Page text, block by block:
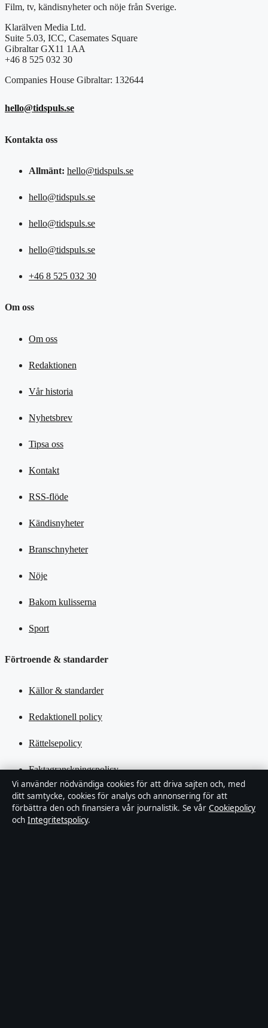
Film, tv, kändisnyheter och nöje från Sverige.
Klarälven Media Ltd.
Suite 5.03, ICC, Casemates Square
Gibraltar GX11 1AA
+46 8 525 032 30
Companies House Gibraltar: 132644
hello@tidspuls.se
Kontakta oss
Allmänt: hello@tidspuls.se
hello@tidspuls.se
hello@tidspuls.se
hello@tidspuls.se
+46 8 525 032 30
Om oss
Om oss
Redaktionen
Vår historia
Nyhetsbrev
Tipsa oss
Kontakt
RSS-flöde
Kändisnyheter
Branschnyheter
Nöje
Bakom kulisserna
Sport
Förtroende & standarder
Källor & standarder
Redaktionell policy
Rättelsepolicy
Faktagranskningspolicy
Ägande & finansiering
Integritetspolicy
Vi använder nödvändiga cookies för att driva sajten och, med
ditt samtycke, cookies för analys och annonsering för att
förbättra den och finansiera vår journalistik. Se vår Cookiepolicy
och Integritetspolicy.